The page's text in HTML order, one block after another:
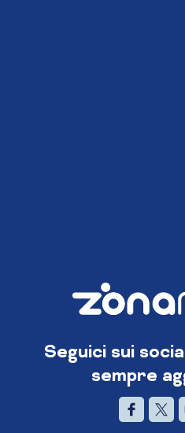
Seguici sui
sempre